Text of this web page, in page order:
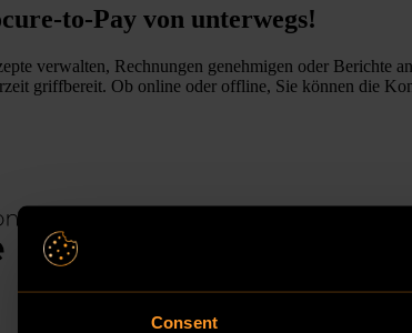
Consent
to-Pay von unterwegs!
verwalten, Rechnungen genehmigen oder Berichte
griffbereit. Ob online oder offline, Sie können die